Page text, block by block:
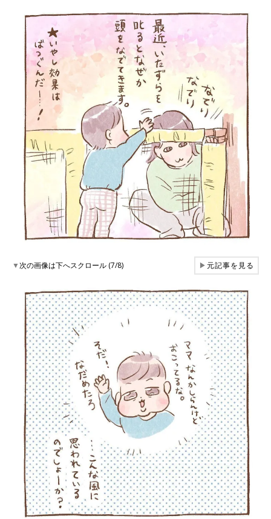
▼次の画像は下へスクロール (7/8) ▶元記事を見る